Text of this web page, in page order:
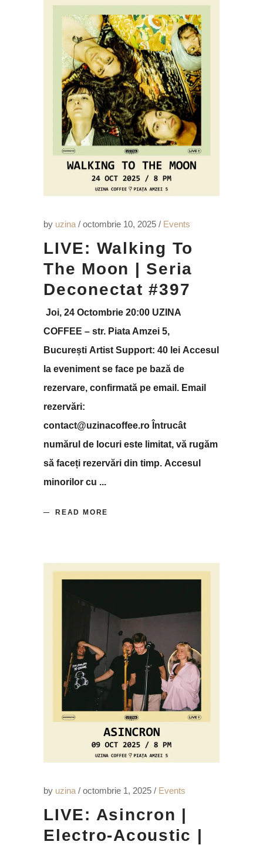
by uzina octombrie 10, 2025 Events
LIVE: Walking To
The Moon | Seria
Deconectat #397
Joi, 24 Octombrie 20:00 UZINA
COFFEE – str. Piata Amzei 5,
București Artist Support: 40 lei Accesul
la eveniment se face pe bază de
rezervare, confirmată pe email. Email
rezervări:
contact@uzinacoffee.ro Întrucât
numărul de locuri este limitat, vă rugăm
să faceți rezervări din timp. Accesul
minorilor cu
READ MORE
by uzina octombrie 1, 2025 Events
LIVE: Asincron |
Electro-Acoustic |